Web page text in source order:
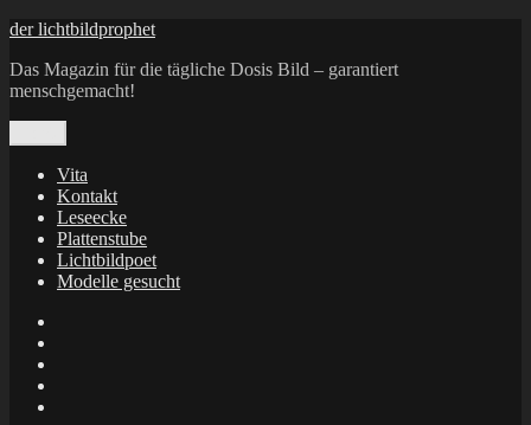
Zum
springen
der lichtbildprophet
Das Magazin für die tägliche Dosis Bild – garantiert
menschgemacht!
Vita
Kontakt
Leseecke
Plattenstube
Lichtbildpoet
Modelle gesucht